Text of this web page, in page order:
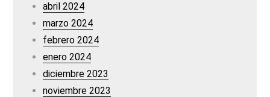
abril 2024
marzo 2024
febrero 2024
enero 2024
diciembre 2023
noviembre 2023